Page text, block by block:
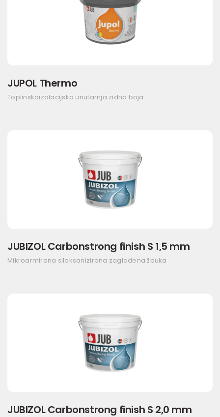
JUPOL Thermo
Toplinskoizolacijska unutarnja zidna boja
JUBIZOL Carbonstrong finish S 1,5 mm
Mikroarmirana siloksanizirana zaglađena žbuka
JUBIZOL Carbonstrong finish S 2,0 mm